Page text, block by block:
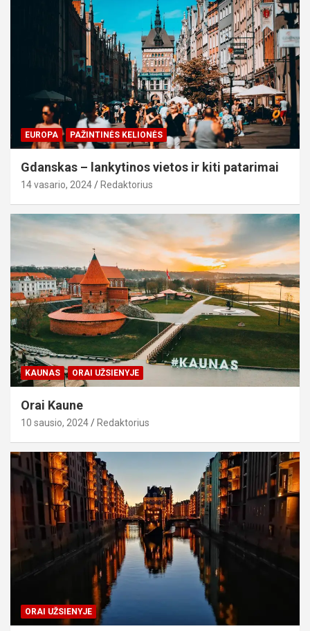
EUROPA PAŽINTINĖS KELIONĖS
Gdanskas – lankytinos vietos ir kiti patarimai
14 vasario, 2024 Redaktorius
KAUNAS ORAI UŽSIENYJE
Orai Kaune
10 sausio, 2024 Redaktorius
ORAI UŽSIENYJE